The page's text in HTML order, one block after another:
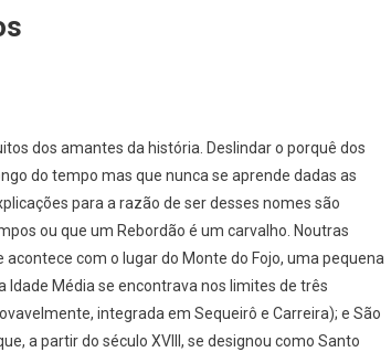
dos amantes da história. Deslindar o porquê dos
do tempo mas que nunca se aprende dadas as
para a razão de ser desses nomes são
ou que um Rebordão é um carvalho. Noutras
com o lugar do Monte do Fojo, uma pequena
Idade Média se encontrava nos limites de três
integrada em Sequeirô e Carreira); e São
a partir do século XVIII, se designou como Santo